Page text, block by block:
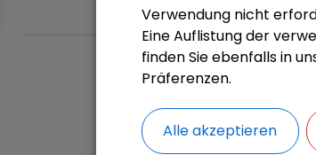
KISSING
KJF
Verwendung nicht
Eine Auflistung der
finden Sie ebenfalls in
Präferenzen.
Alle akzeptieren